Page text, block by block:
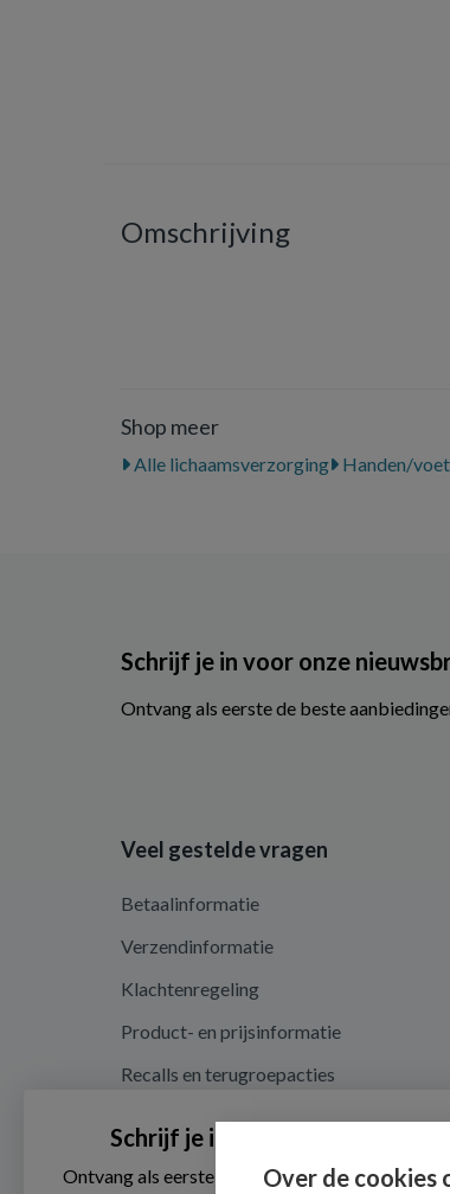
Omschrijving
Shop meer
Alle lichaamsverzorging Handen/
Schrijf je in voor onze
Ontvang als eerste de beste
Veel gestelde vragen
Betaalinformatie
Verzendinformatie
Klachtenregeling
Product- en prijsinformatie
Recalls en terugroepacties
Privacy en cookieverklaring
Cookie instellingen
Over de cookies
Schrijf je in voor onze
Ontvang als eerste de beste aanbiedingen en